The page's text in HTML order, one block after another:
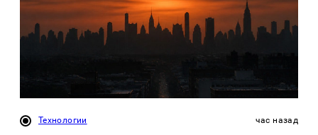
Технологии час назад